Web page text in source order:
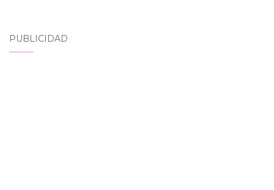
PUBLICIDAD